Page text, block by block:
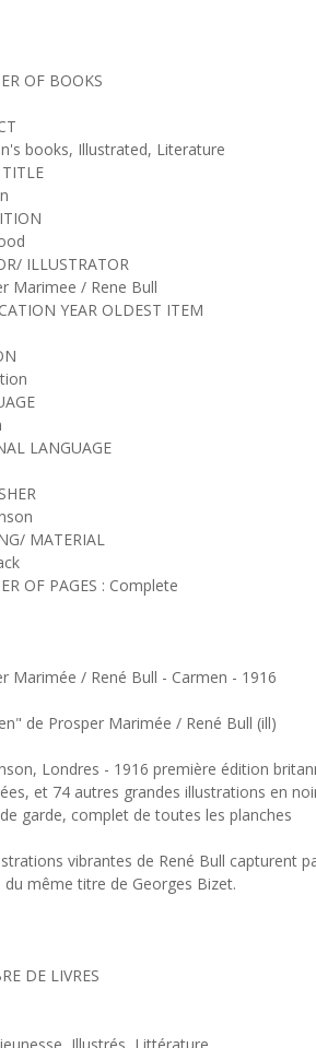
OF BOOKS
books, Illustrated, Literature
ILLUSTRATOR
Marimee / Rene Bull
YEAR OLDEST ITEM
LANGUAGE
MATERIAL
OF PAGES : Complete
Marimée / René Bull - Carmen - 1916
de Prosper Marimée / René Bull (ill)
Londres - 1916 première édition
et 74 autres grandes illustrations en
garde, complet de toutes les planches
vibrantes de René Bull capturent
du même titre de Georges Bizet.
DE LIVRES